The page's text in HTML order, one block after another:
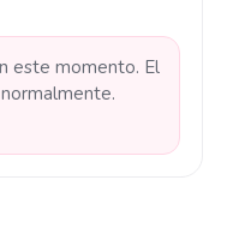
este momento. El